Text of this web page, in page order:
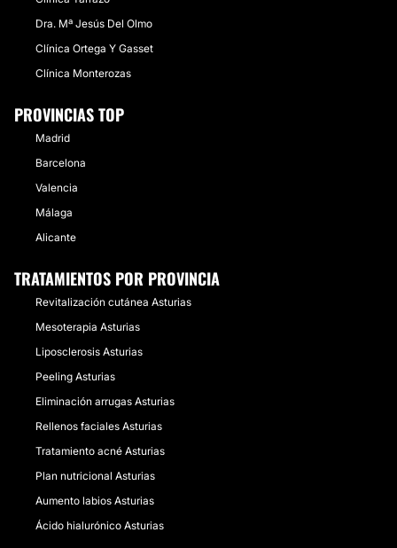
Dra. Mª Jesús Del Olmo
Clínica Ortega Y Gasset
Clínica Monterozas
PROVINCIAS TOP
Madrid
Barcelona
Valencia
Málaga
Alicante
TRATAMIENTOS POR PROVINCIA
Revitalización cutánea Asturias
Mesoterapia Asturias
Liposclerosis Asturias
Peeling Asturias
Eliminación arrugas Asturias
Rellenos faciales Asturias
Tratamiento acné Asturias
Plan nutricional Asturias
Aumento labios Asturias
Ácido hialurónico Asturias